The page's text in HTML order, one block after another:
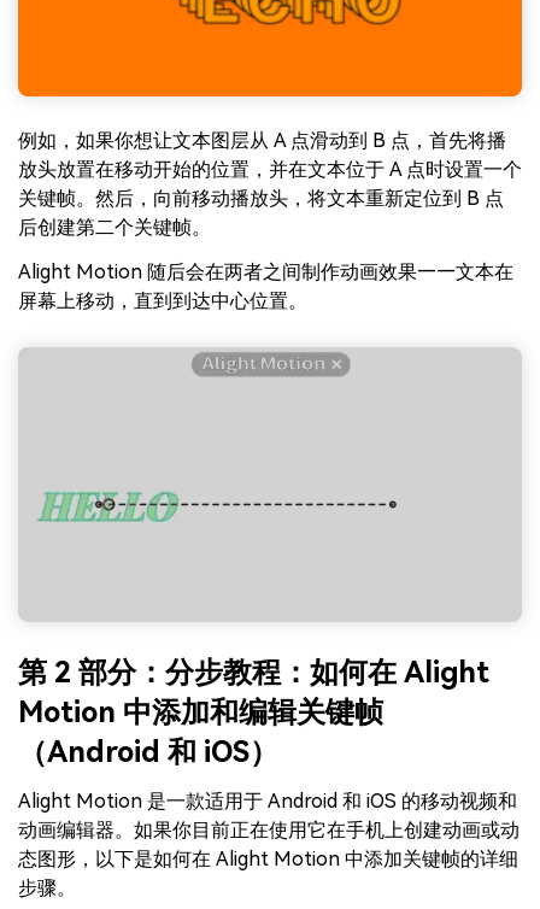
例如，如果你想让文本图层从 A 点滑动到 B 点，首先将播
放头放置在移动开始的位置，并在文本位于 A 点时设置一个
关键帧。然后，向前移动播放头，将文本重新定位到 B 点
后创建第二个关键帧。
Alight Motion 随后会在两者之间制作动画效果——文本在
屏幕上移动，直到到达中心位置。
第 2 部分：分步教程：如何在 Alight
Motion 中添加和编辑关键帧
（Android 和 iOS）
Alight Motion 是一款适用于 Android 和 iOS 的移动视频和
动画编辑器。如果你目前正在使用它在手机上创建动画或动
态图形，以下是如何在 Alight Motion 中添加关键帧的详细
步骤。